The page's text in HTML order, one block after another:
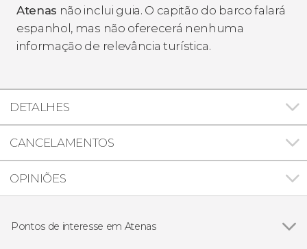
Atenas não inclui guia. O capitão do barco falará
espanhol, mas não oferecerá nenhuma
informação de relevância turística.
DETALHES
CANCELAMENTOS
OPINIÕES
Pontos de interesse em Atenas